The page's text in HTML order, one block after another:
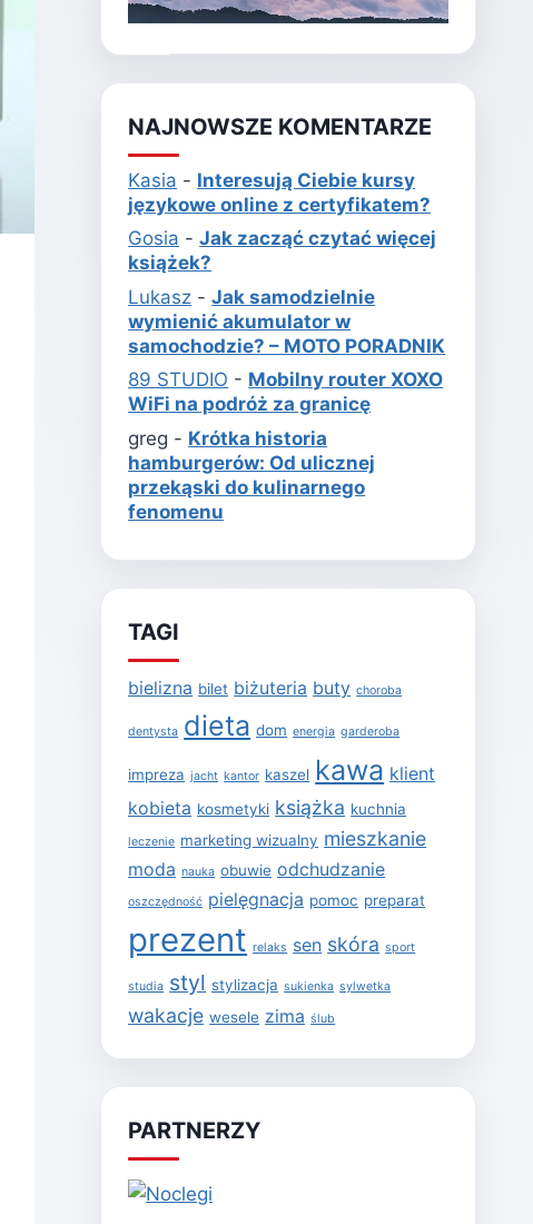
NAJNOWSZE KOMENTARZE
Kasia - Interesują Ciebie kursy
językowe online z certyfikatem?
Gosia -Jak zacząć czytać więcej
książek?
Lukasz -Jak samodzielnie
wymienić akumulator w
samochodzie? – MOTO PORADNIK
89 STUDIO - Mobilny router XOXO
WiFi na podróż za granicę
greg - Krótka historia
hamburgerów: Od ulicznej
przekąski do kulinarnego
fenomenu
TAGI
bielizna bilet biżuteria buty choroba
dentysta dieta dom energia garderoba
impreza jacht kantor kaszel kawa klient
kobieta kosmetyki książka kuchnia
leczenie marketing wizualny mieszkanie
moda nauka obuwie odchudzanie
oszczędność pielęgnacja pomoc preparat
prezent relaks sen skóra sport
studia styl stylizacja sukienka sylwetka
wakacje wesele zima ślub
PARTNERZY